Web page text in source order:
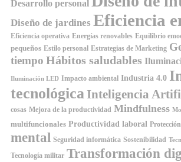
Desarrollo personal
Diseño de jardines Eficiencia
Eficiencia operativa Energías renovables Equilibrio
pequeños Estilo personal Estrategias de Marketing
tiempo Hábitos saludables
Iluminación LED Impacto ambiental Industria 4.0
tecnológica Inteligencia
cosas Mejora de la productividad Mindfulness
multifuncionales Productividad laboral
mental Seguridad informática Sostenibilidad
Tecnología militar Transformación